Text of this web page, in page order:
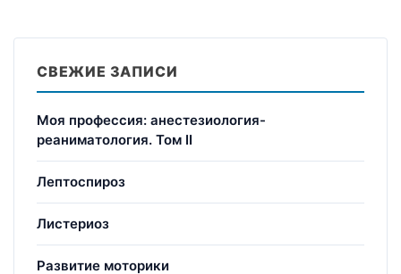
СВЕЖИЕ ЗАПИСИ
Моя профессия: анестезиология-
реаниматология. Том II
Лептоспироз
Листериоз
Развитие моторики